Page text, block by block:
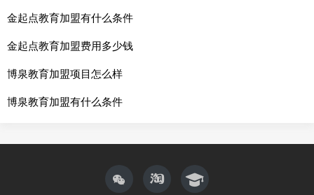
金起点教育加盟有什么条件
金起点教育加盟费用多少钱
博泉教育加盟项目怎么样
博泉教育加盟有什么条件